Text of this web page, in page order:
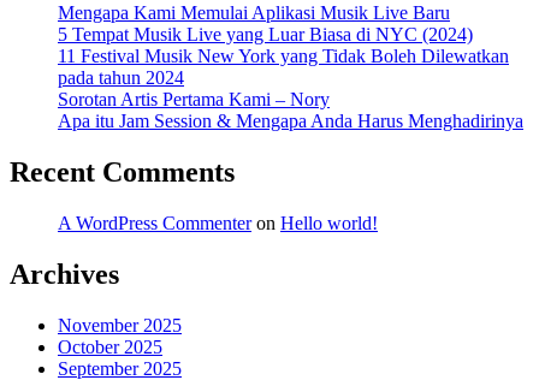
Mengapa Kami Memulai Aplikasi Musik Live Baru
5 Tempat Musik Live yang Luar Biasa di NYC (2024)
11 Festival Musik New York yang Tidak Boleh Dilewatkan
pada tahun 2024
Sorotan Artis Pertama Kami – Nory
Apa itu Jam Session & Mengapa Anda Harus Menghadirinya
Recent Comments
A WordPress Commenteron Hello world!
Archives
November 2025
October 2025
September 2025